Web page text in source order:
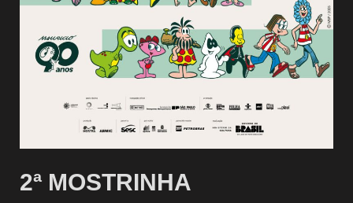
2ª MOSTRINHA